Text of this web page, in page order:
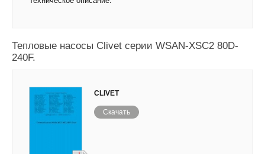
Тепловые насосы Clivet серии WSAN-XSC2 80D-
240F.
CLIVET
Скачать